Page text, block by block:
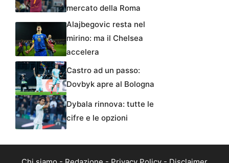
mercato della Roma
Alajbegovic resta nel
mirino: ma il Chelsea
accelera
Castro ad un passo:
Dovbyk apre al Bologna
Dybala rinnova: tutte le
cifre e le opzioni